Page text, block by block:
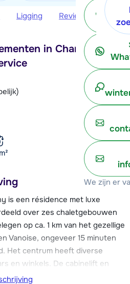
We zijn er
Ligging Reviews
in Champagny
m²
is een résidence met luxe
over zes chaletgebouwen
op ca. 1 km van het gezellige
Vanoise, ongeveer 15 minuten
Het centrum heeft diverse
en winkels. De cabinelift en
km gelegen, de résidence heeft